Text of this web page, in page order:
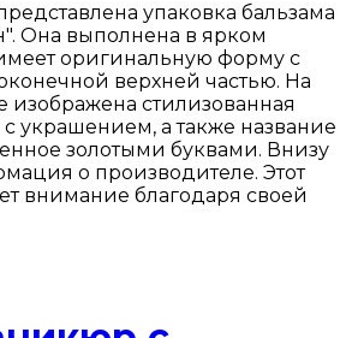
упаковка бальзама
Она выполнена в ярком
оригинальную форму с
верхней частью. На
изображена стилизованная
с украшением, а также название
золотыми буквами. Внизу
о производителе. Этот
внимание благодаря своей